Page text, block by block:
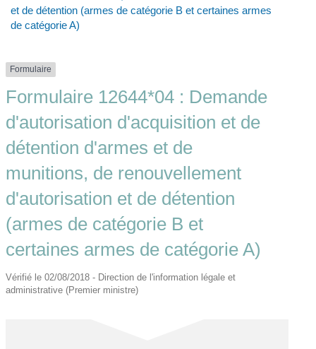
et de détention (armes de catégorie B et certaines armes
de catégorie A)
Formulaire
Formulaire 12644*04 : Demande
d'autorisation d'acquisition et de
détention d'armes et de
munitions, de renouvellement
d'autorisation et de détention
(armes de catégorie B et
certaines armes de catégorie A)
Vérifié le 02/08/2018 - Direction de l'information légale et
administrative (Premier ministre)